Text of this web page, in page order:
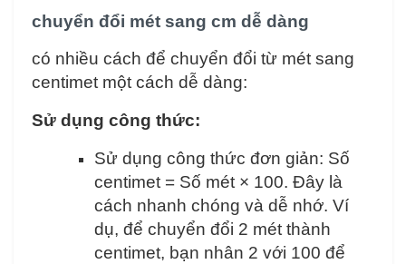
chuyển đổi mét sang cm dễ dàng
có nhiều cách để chuyển đổi từ mét sang
centimet một cách dễ dàng:
Sử dụng công thức:
Sử dụng công thức đơn giản: Số
centimet = Số mét × 100. Đây là
cách nhanh chóng và dễ nhớ. Ví
dụ, để chuyển đổi 2 mét thành
centimet, bạn nhân 2 với 100 để